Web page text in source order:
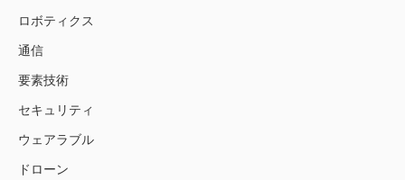
ロボティクス
通信
要素技術
セキュリティ
ウェアラブル
ドローン